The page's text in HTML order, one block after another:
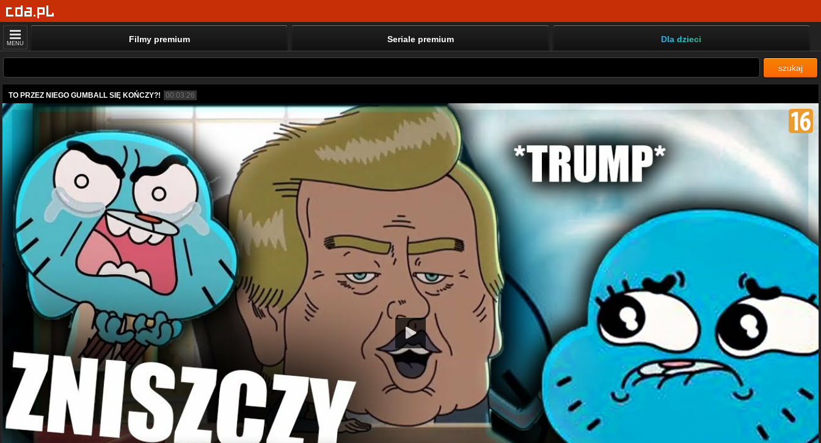
MENU Filmy premium Seriale premium Dla dzieci
szukaj
TO PRZEZ NIEGO GUMBALL SIĘ KOŃCZY?! 00:03:26